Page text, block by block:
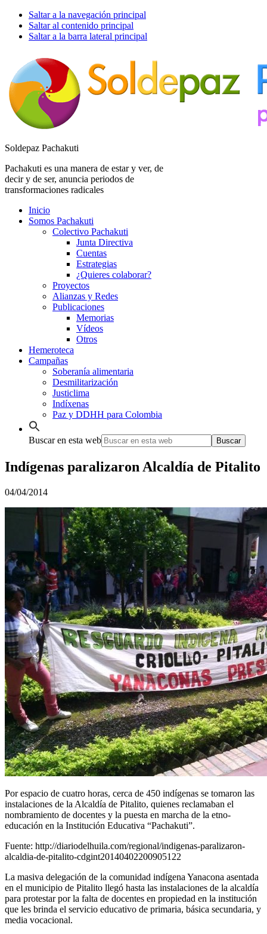
Saltar a la navegación principal
Saltar al contenido principal
Saltar a la barra lateral principal
Soldepaz Pachakuti
Pachakuti es una manera de estar y ver, de
decir y de ser, anuncia periodos de
transformaciones radicales
Inicio
Somos Pachakuti
Colectivo Pachakuti
Junta Directiva
Cuentas
Estrategias
¿Quieres colaborar?
Proyectos
Alianzas y Redes
Publicaciones
Memorias
Vídeos
Otros
Hemeroteca
Campañas
Soberanía alimentaria
Desmilitarización
Justiclima
Indíxenas
Paz y DDHH para Colombia
Buscar en esta web
Indígenas paralizaron Alcaldía de Pitalito
04/04/2014
Por espacio de cuatro horas, cerca de 450 indígenas se tomaron las
instalaciones de la Alcaldía de Pitalito, quienes reclamaban el
nombramiento de docentes y la puesta en marcha de la etno-
educación en la Institución Educativa “Pachakuti”.
Fuente: http://diariodelhuila.com/regional/indigenas-paralizaron-
alcaldia-de-pitalito-cdgint20140402200905122
La masiva delegación de la comunidad indígena Yanacona asentada
en el municipio de Pitalito llegó hasta las instalaciones de la alcaldía
para protestar por la falta de docentes en propiedad en la institución
que les brinda el servicio educativo de primaria, básica secundaria, y
media vocacional.